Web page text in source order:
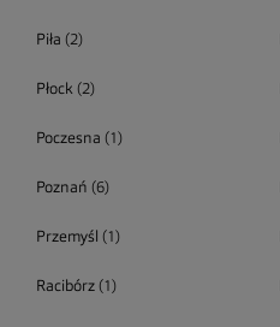
Piła (2)
Płock (2)
Poczesna (1)
Poznań (6)
Przemyśl (1)
Racibórz (1)